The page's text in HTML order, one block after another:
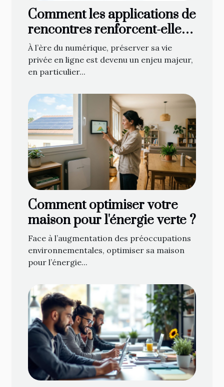
Comment les applications de
rencontres renforcent-elles
la discrétion ?
À l’ère du numérique, préserver sa vie
privée en ligne est devenu un enjeu majeur,
en particulier...
Comment optimiser votre
maison pour l'énergie verte ?
Face à l’augmentation des préoccupations
environnementales, optimiser sa maison
pour l’énergie...